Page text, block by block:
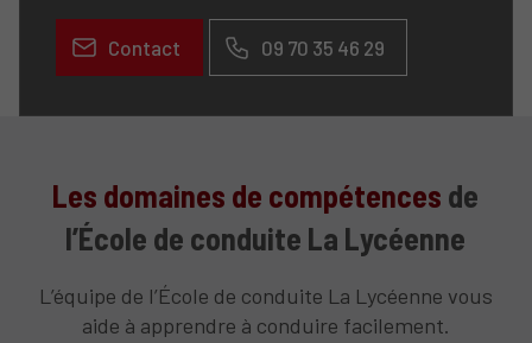
Contact 09 70 35 46 29
Les domaines de compétences de
l’École de conduite La Lycéenne
L’équipe de l’École de conduite La Lycéenne vous
aide à apprendre à conduire facilement.